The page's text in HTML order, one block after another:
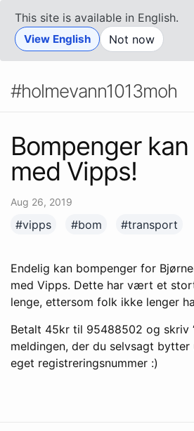
This site is available in English.
View English Not now
#holmevann1013moh
Bompenger
med Vipps!
Aug 26, 2019
#vipps #bom #transport
Endelig kan bompenger for
med Vipps. Dette har vært et
lenge, ettersom folk ikke lenger
Betalt 45kr til 95488502 og skriv
meldingen, der du selvsagt
eget registreringsnummer :)